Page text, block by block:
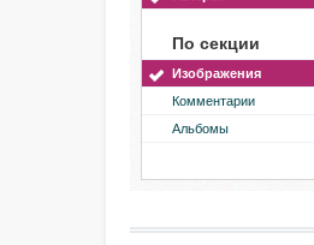
По секции
Изображения
Комментарии
Альбомы